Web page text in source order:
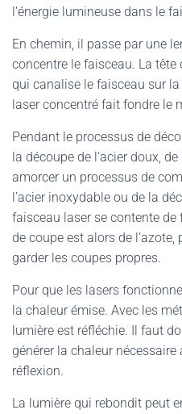
l’énergie lumineuse dans le
En chemin, il passe par une
concentre le faisceau. La
qui canalise le faisceau sur
laser concentré fait fondre le
Pendant le processus de
la découpe de l’acier doux,
amorcer un processus de
l’acier inoxydable ou de la
faisceau laser se contente
de coupe est alors de
garder les coupes propres.
Pour que les lasers
la chaleur émise. Avec les
lumière est réfléchie. Il faut
générer la chaleur
réflexion.
La lumière qui rebondit peut